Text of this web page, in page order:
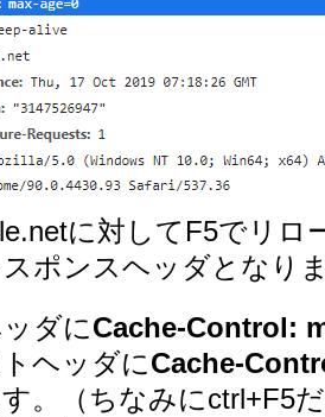
に対してF5でリ
ポンスヘッダとなり
ダにCache-Control:
ヘッダにCache-
。（ちなみにctrl+F5